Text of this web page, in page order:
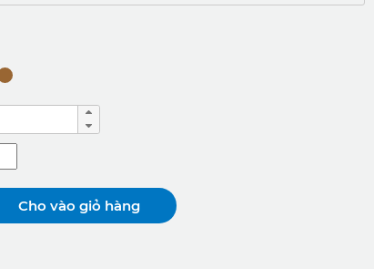
Cho vào giỏ hàng